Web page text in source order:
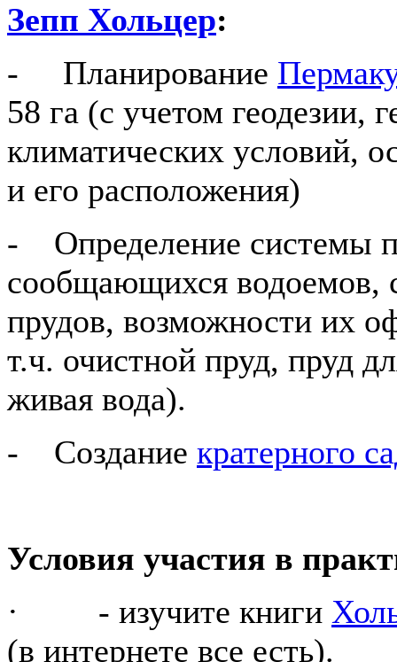
Зепп Хольцер:
- Планирование
58 га (с учетом геодезии,
климатических условий,
и его расположения)
- Определение системы
сообщающихся водоемов,
прудов, возможности их
т.ч. очистной пруд, пруд
живая вода).
- Создание кратерного
Условия участия в
· - изучите книги
(в интернете все есть).